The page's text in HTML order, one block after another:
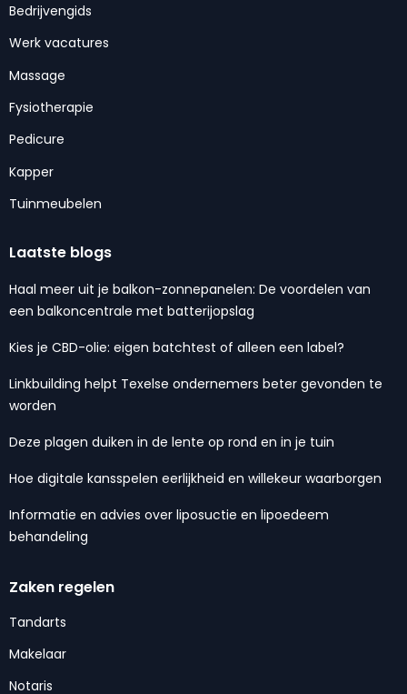
Bedrijvengids
Werk vacatures
Massage
Fysiotherapie
Pedicure
Kapper
Tuinmeubelen
Laatste blogs
Haal meer uit je balkon-zonnepanelen: De voordelen van
een balkoncentrale met batterijopslag
Kies je CBD-olie: eigen batchtest of alleen een label?
Linkbuilding helpt Texelse ondernemers beter gevonden te
worden
Deze plagen duiken in de lente op rond en in je tuin
Hoe digitale kansspelen eerlijkheid en willekeur waarborgen
Informatie en advies over liposuctie en lipoedeem
behandeling
Zaken regelen
Tandarts
Makelaar
Notaris